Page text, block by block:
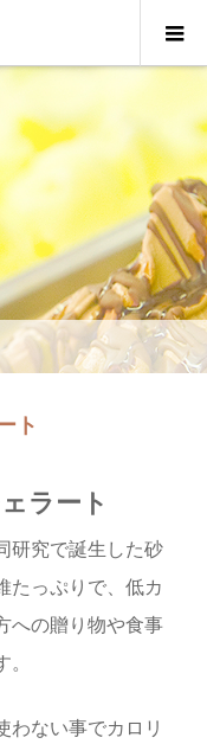
ト
ラート
研究で誕生した砂
たっぷりで、低カ
への贈り物や食事
わない事でカロリ